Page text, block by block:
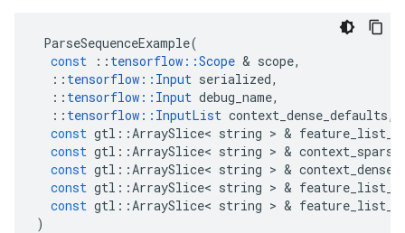
ParseSequenceExample(
const
:: tensorflow ::Scope & scope,
:: tensorflow :: Input serialized,
:: tensorflow :: Input debug_name,
:: tensorflow :: InputList context_dense_defaults,
const gtl ::ArraySlice< string > &
const gtl ::ArraySlice< string > &
const gtl ::ArraySlice< string > &
const gtl ::ArraySlice< string > &
const gtl ::ArraySlice< string > &
)